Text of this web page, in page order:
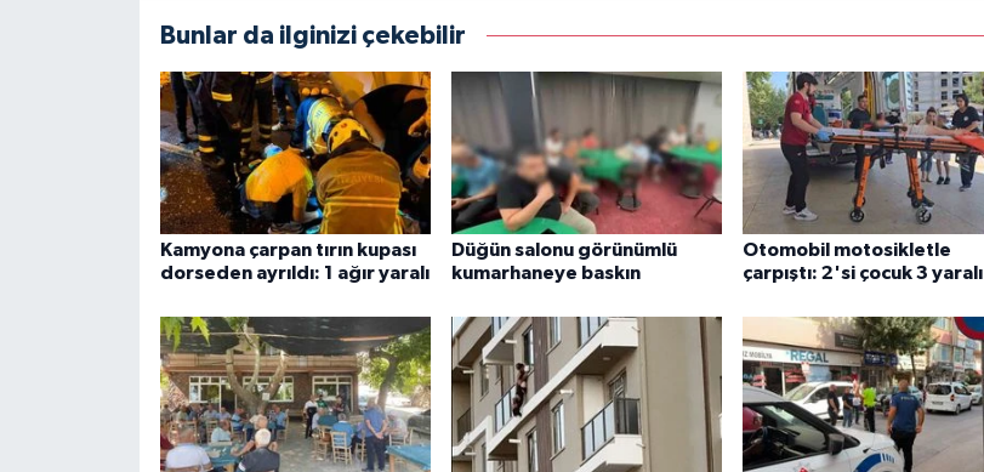
Bunlar da ilginizi çekebilir
Kamyona çarpan tırın kupası
dorseden ayrıldı: 1 ağır yaralı
Düğün salonu görünümlü
kumarhaneye baskın
Otomobil motosikletle
çarpıştı: 2'si çocuk 3 yaralı